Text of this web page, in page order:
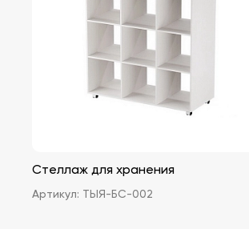
Стеллаж для хранения
Артикул: ТЫЯ-БС-002